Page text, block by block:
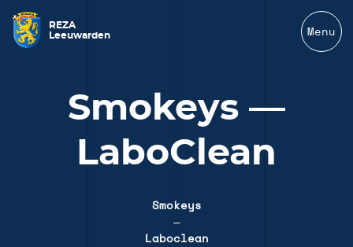
REZA
Leeuwarden
Menu
Smokeys —
LaboClean
Smokeys
—
Laboclean